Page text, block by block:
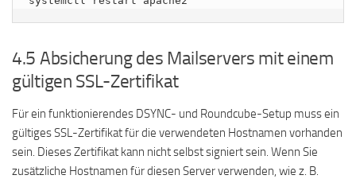
4.5 Absicherung des Mailservers mit einem
gültigen SSL-Zertifikat
Für ein funktionierendes DSYNC- und Roundcube-Setup muss ein
gültiges SSL-Zertifikat für die verwendeten Hostnamen vorhanden
sein. Dieses Zertifikat kann nicht selbst signiert sein. Wenn Sie
zusätzliche Hostnamen für diesen Server verwenden, wie z. B.